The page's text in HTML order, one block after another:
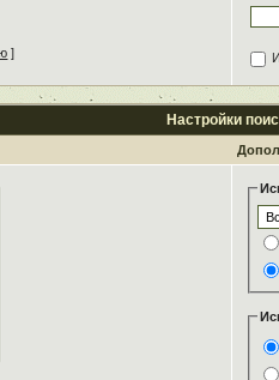
]
Настройки